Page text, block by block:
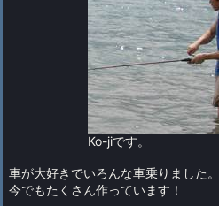
Ko-jiです。
車が大好きでいろんな車乗りました
今でもたくさん作っています！